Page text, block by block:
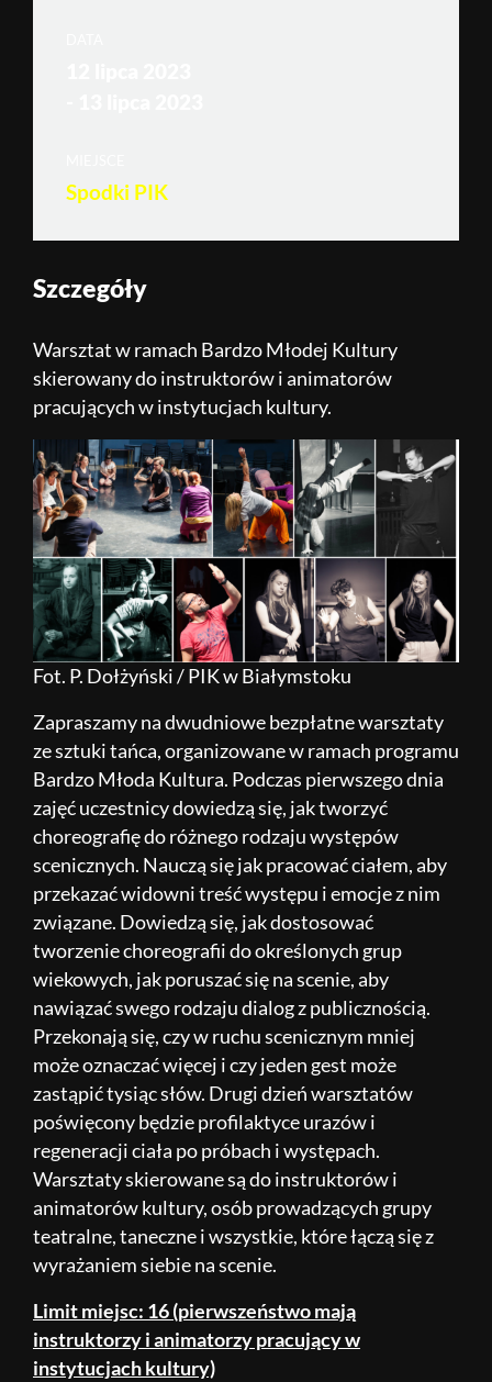
Spodki PIK
Szczegóły
Warsztat w ramach Bardzo Młodej Kultury
skierowany do instruktorów i animatorów
pracujących w instytucjach kultury.
Fot. P. Dołżyński / PIK w Białymstoku
Zapraszamy na dwudniowe bezpłatne warsztaty
ze sztuki tańca, organizowane w ramach programu
Bardzo Młoda Kultura. Podczas pierwszego dnia
zajęć uczestnicy dowiedzą się, jak tworzyć
choreografię do różnego rodzaju występów
scenicznych. Nauczą się jak pracować ciałem, aby
przekazać widowni treść występu i emocje z nim
związane. Dowiedzą się, jak dostosować
tworzenie choreografii do określonych grup
wiekowych, jak poruszać się na scenie, aby
nawiązać swego rodzaju dialog z publicznością.
Przekonają się, czy w ruchu scenicznym mniej
może oznaczać więcej i czy jeden gest może
zastąpić tysiąc słów. Drugi dzień warsztatów
poświęcony będzie profilaktyce urazów i
regeneracji ciała po próbach i występach.
Warsztaty skierowane są do instruktorów i
animatorów kultury, osób prowadzących grupy
teatralne, taneczne i wszystkie, które łączą się z
wyrażaniem siebie na scenie.
Limit miejsc: 16 (pierwszeństwo mają
instruktorzy i animatorzy pracujący w
instytucjach kultury)